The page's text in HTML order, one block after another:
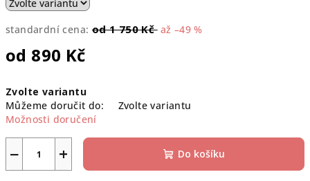
standardní cena: od 1 750 Kč až –49 %
od 890 Kč
cena:
Zvolte variantu
Můžeme doručit do:
Zvolte variantu
Možnosti doručení
+
− Do košíku